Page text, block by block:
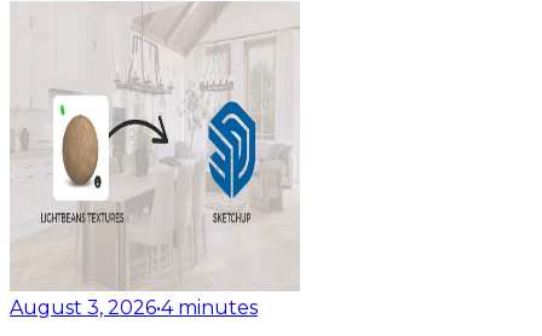
August 3, 2026•4 minutes